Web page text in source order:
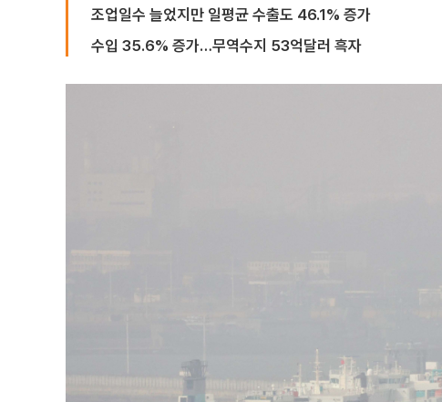
조업일수 늘었지만 일평균 수출도 46.1% 증가
수입 35.6% 증가…무역수지 53억달러 흑자